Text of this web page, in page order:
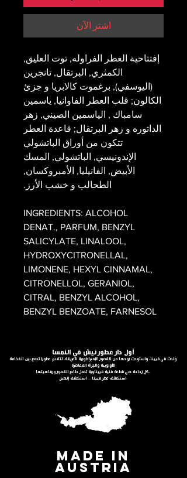
اشترِ الآن
إفتتاحية العطر الفراوله, توت العليق,
الكمثري, البرتقال, تانجرين
(اليوسفي), برغموت كالابريا و جزئ
الكالون; قلب العطر الفاوانيا, ياسمين
سامباك , الياسمين الصيني, زهر
الداتوره و زهر البرتقال; قاعدة العطر
تتكون من أوراق الباتشولي
الإندونيسي, الباتشولي, المسك
الأبيض, الفانيليا, الأمبروكسان,
الطحالب و خشب الأرز.
INGREDIENTS: ALCOHOL
DENAT., PARFUM, BENZYL
SALICYLATE, LINALOOL,
HYDROXYCITRONELLAL,
LIMONENE, HEXYL CINNAMAL,
CITRONELLOL, GERANIOL,
CITRAL, BENZYL ALCOHOL,
BENZYL BENZOATE, FARNESOL
أول دار عطور نيش في النمسا
وُلدت في فيينا، واستوحت روحها من القصور الإمبراطورية العريقة، لتقدّم عطورًا تجمع بين الفخامة
الأوروبية والجرأة المعاصرة
كل زجاجة هي قطعة فنية فييناوية تحمل طابع القصور ورفاهيتها.
استكشف عطر فيينا… استكشف إنهيل.
MADE IN
AUSTRIA